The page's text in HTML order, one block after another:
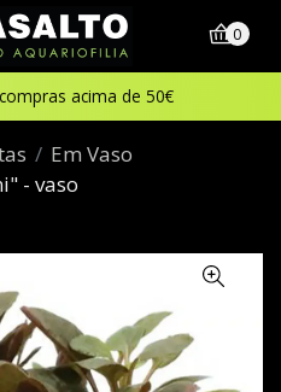
acima de 50€
0
Em Vaso
- vaso